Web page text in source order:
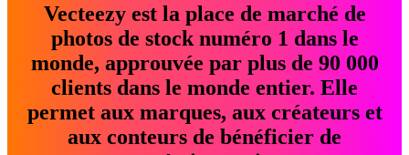
Vecteezy est la place de marché de
photos de stock numéro 1 dans le
monde, approuvée par plus de 90 000
clients dans le monde entier. Elle
permet aux marques, aux créateurs et
aux conteurs de bénéficier de